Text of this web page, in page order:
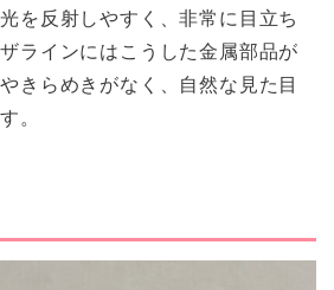
を反射しやすく、非常に目立ち
ラインにはこうした金属部品が
きらめきがなく、自然な見た目
。